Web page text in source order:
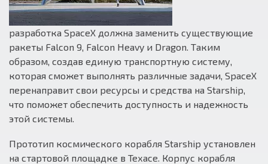
разработка SpaceX должна заменить существующие
ракеты Falcon 9, Falcon Heavy и Dragon. Таким
образом, создав единую транспортную систему,
которая сможет выполнять различные задачи, SpaceX
перенаправит свои ресурсы и средства на Starship,
что поможет обеспечить доступность и надежность
этой системы.
Прототип космического корабля Starship установлен
на стартовой площадке в Техасе. Корпус корабля